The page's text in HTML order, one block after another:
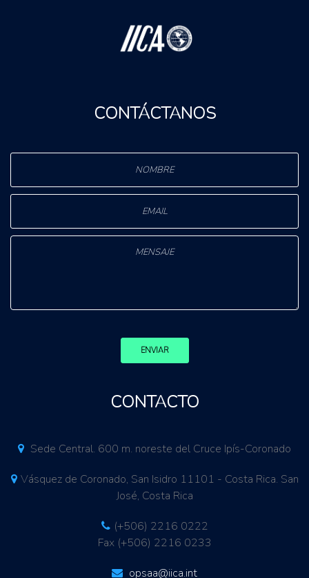
CONTÁCTANOS
ENVIAR
CONTACTO
Sede Central. 600 m. noreste del Cruce Ipís-Coronado
Vásquez de Coronado, San Isidro 11101 - Costa Rica. San
José, Costa Rica
(+506) 2216 0222
Fax (+506) 2216 0233
opsaa@iica.int